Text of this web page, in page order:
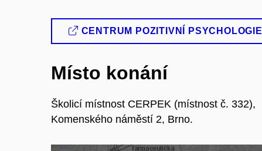
CENTRUM POZITIVNÍ PSYCHOLOGIE
Místo konání
Školicí místnost CERPEK (místnost č. 332),
Komenského náměstí 2, Brno.